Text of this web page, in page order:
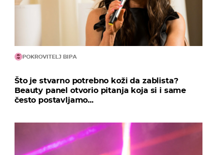
POKROVITELJ BIPA
Što je stvarno potrebno koži da zablista?
Beauty panel otvorio pitanja koja si i same
često postavljamo...